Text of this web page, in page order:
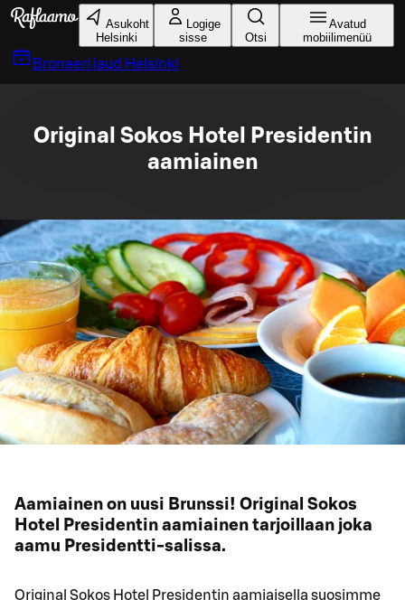
Liigu peamise sisu juurde
Asukoht
Helsinki
Logige
sisse
Otsi
Avatud
mobiilimenüü
Broneeri laud Helsinki
Original Sokos Hotel Presidentin
aamiainen
Aamiainen on uusi Brunssi! Original Sokos
Hotel Presidentin aamiainen tarjoillaan joka
aamu Presidentti-salissa.
Original Sokos Hotel Presidentin aamiaisella suosimme